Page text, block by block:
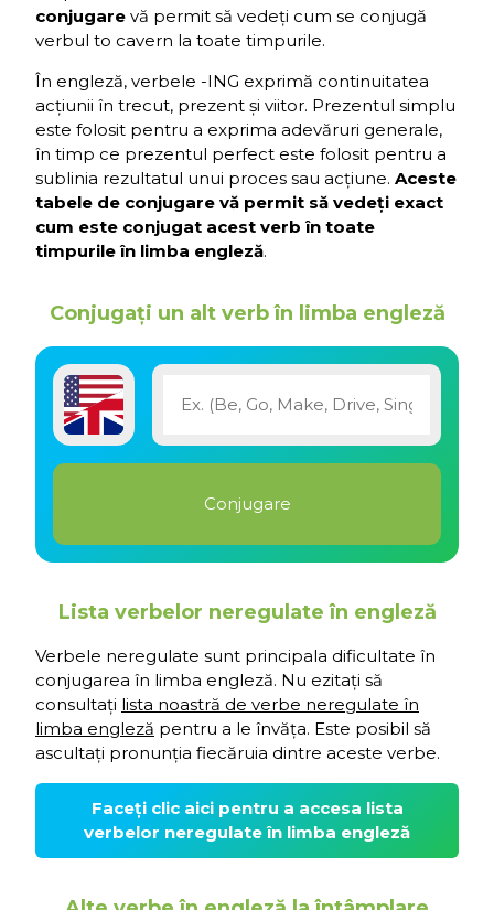
conjugare vă permit să vedeți cum se conjugă
verbul to cavern la toate timpurile.
În engleză, verbele -ING exprimă continuitatea
acțiunii în trecut, prezent și viitor. Prezentul simplu
este folosit pentru a exprima adevăruri generale,
în timp ce prezentul perfect este folosit pentru a
sublinia rezultatul unui proces sau acțiune. Aceste
tabele de conjugare vă permit să vedeți exact
cum este conjugat acest verb în toate
timpurile în limba engleză.
Conjugați un alt verb în limba engleză
Lista verbelor neregulate în engleză
Verbele neregulate sunt principala dificultate în
conjugarea în limba engleză. Nu ezitați să
consultați lista noastră de verbe neregulate în
limba engleză pentru a le învăța. Este posibil să
ascultați pronunția fiecăruia dintre aceste verbe.
Faceți clic aici pentru a accesa lista
verbelor neregulate în limba engleză